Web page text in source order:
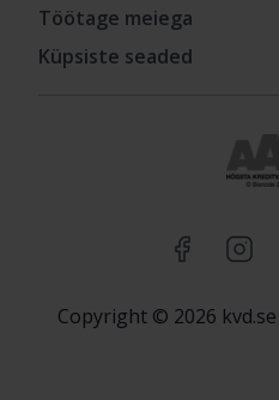
Töötage meiega
Küpsiste seaded
Copyright © 2026